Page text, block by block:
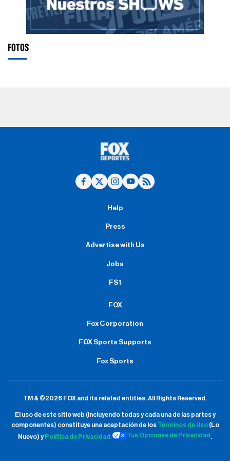
FOTOS
Help
Press
Advertise with Us
Jobs
FS1
FOX
Fox Corporation
FOX Sports Supports
Fox Sports
TM & ©2026 FOX and its related entities.All Rights Reserved.
El uso de este sitio web (incluyendo todas y cada una de las partes y
componentes) constituye una aceptación de los Términos de Uso(Lo
Nuevo) y Política de Privacidad. Tus Opciones de Privacidad .